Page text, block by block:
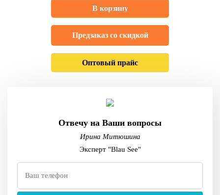
В корзину
Предзаказ со скидкой
Оптовый прайс
Отвечу на Ваши вопросы
Ирина Митюшина
Эксперт "Blau See"